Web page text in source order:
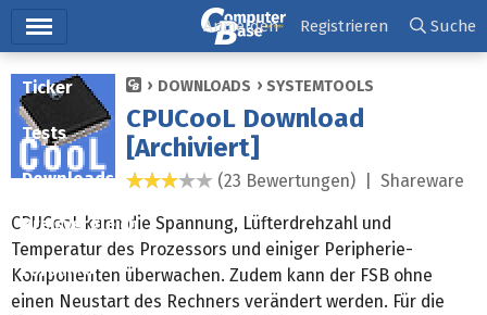
Ticker
Tests
Downloads
Preisvergleich
Forum
Anmelden Registrieren Suche
DOWNLOADS SYSTEMTOOLS
CPUCooL Download
[Archiviert]
2,9 Sterne(23 Bewertungen) |Shareware
CPUCooL kann die Spannung, Lüfterdrehzahl und
Temperatur des Prozessors und einiger Peripherie-
Komponenten überwachen. Zudem kann der FSB ohne
einen Neustart des Rechners verändert werden. Für die